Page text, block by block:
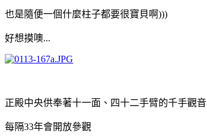
也是隨便一個什麼柱子都要很寶貝啊)))
好想摸噢...
正殿中央供奉著十一面、四十二手臂的千手觀音
每隔33年會開放參觀